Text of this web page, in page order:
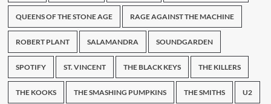
QUEENS OF THE STONE AGE RAGE AGAINST THE MACHINE
ROBERT PLANT SALAMANDRA SOUNDGARDEN
SPOTIFY ST. VINCENT THE BLACK KEYS THE KILLERS
THE KOOKS THE SMASHING PUMPKINS THE SMITHS U2